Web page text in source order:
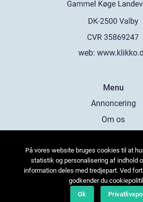
web:
Menu
Annoncering
Om os
Kontakt os
Sitemap
På vores website bruges cookies til at
statistik og personalisering af indhold
information deles med tredjepart. Ved
godkender du
Ok